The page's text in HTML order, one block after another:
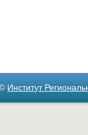
Институт